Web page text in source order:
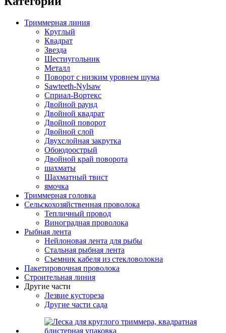
Триммерная линия
Круглый
Квадрат
Звезда
Шестиугольник
Металл
Поворот с низким уровнем шума
Sawteeth-Nylsaw
Сприал-Вортекс
Двойной раунд
Двойной квадрат
Двойной поворот
Двойной слой
Двухслойная закрутка
Обоюдоострый
Двойной край поворота
шахматы
Шахматный твист
ямочка
Триммерная головка
Сельскохозяйственная проволока
Тепличный провод
Виноградная проволока
Рыбная лента
Нейлоновая лента для рыбы
Стальная рыбная лента
Съемник кабеля из стекловолокна
Пакетировочная проволока
Строительная линия
Другие части
Лезвие кустореза
Другие части сада